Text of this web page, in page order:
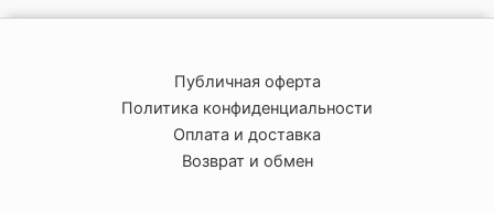
Публичная оферта
Политика конфиденциальности
Оплата и доставка
Возврат и обмен